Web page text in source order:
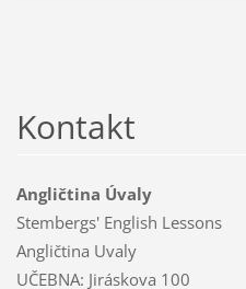
Kontakt
Angličtina Úvaly
Stembergs' English Lessons
Angličtina Uvaly
UČEBNA: Jiráskova 100